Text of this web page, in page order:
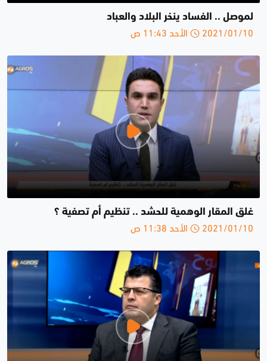
لموصل .. الفساد ينخر البلاد والعباد
2021/01/10 الأحد 11:43 ص
غلق المقار الوهمية للحشد .. تنظيم أم تصفية ؟
2021/01/10 الأحد 11:38 ص